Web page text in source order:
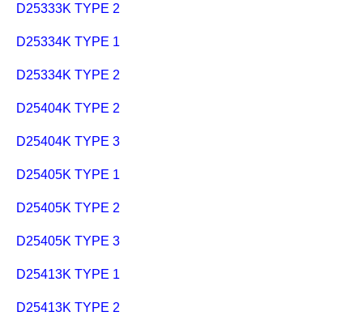
D25333K TYPE 2
D25334K TYPE 1
D25334K TYPE 2
D25404K TYPE 2
D25404K TYPE 3
D25405K TYPE 1
D25405K TYPE 2
D25405K TYPE 3
D25413K TYPE 1
D25413K TYPE 2